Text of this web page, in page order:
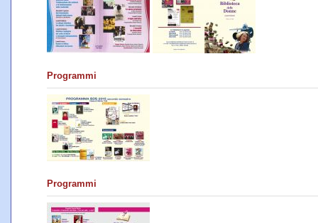
Programmi
Programmi